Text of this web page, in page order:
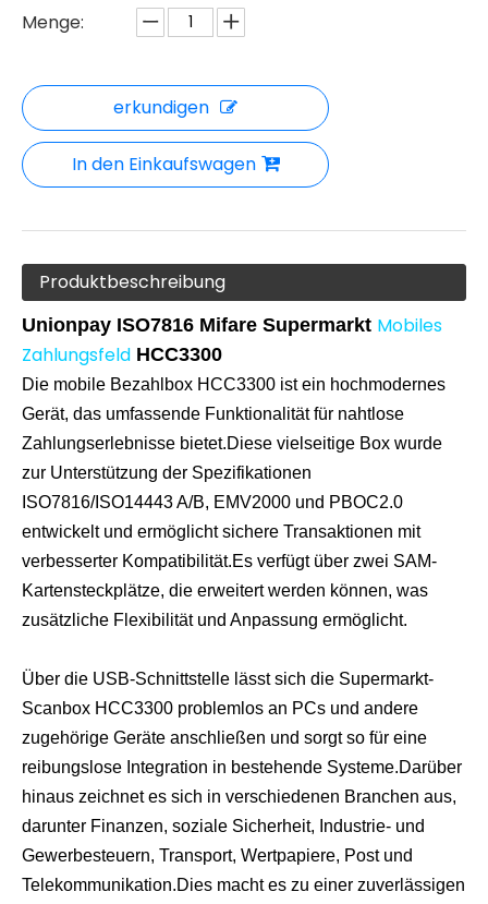
Menge:
erkundigen
In den Einkaufswagen
Produktbeschreibung
Unionpay ISO7816 Mifare Supermarkt Mobiles
Zahlungsfeld HCC3300
Die mobile Bezahlbox HCC3300 ist ein hochmodernes
Gerät, das umfassende Funktionalität für nahtlose
Zahlungserlebnisse bietet.Diese vielseitige Box wurde
zur Unterstützung der Spezifikationen
ISO7816/ISO14443 A/B, EMV2000 und PBOC2.0
entwickelt und ermöglicht sichere Transaktionen mit
verbesserter Kompatibilität.Es verfügt über zwei SAM-
Kartensteckplätze, die erweitert werden können, was
zusätzliche Flexibilität und Anpassung ermöglicht.
Über die USB-Schnittstelle lässt sich die Supermarkt-
Scanbox HCC3300 problemlos an PCs und andere
zugehörige Geräte anschließen und sorgt so für eine
reibungslose Integration in bestehende Systeme.Darüber
hinaus zeichnet es sich in verschiedenen Branchen aus,
darunter Finanzen, soziale Sicherheit, Industrie- und
Gewerbesteuern, Transport, Wertpapiere, Post und
Telekommunikation.Dies macht es zu einer zuverlässigen